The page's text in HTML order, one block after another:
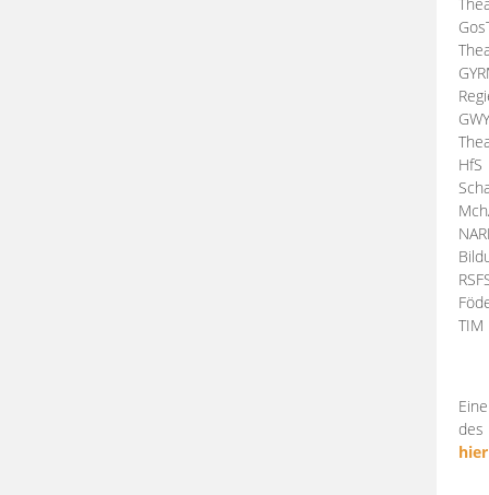
HfS
des
hier